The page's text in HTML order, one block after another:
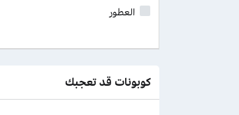
العطور
كوبونات قد تعجبك